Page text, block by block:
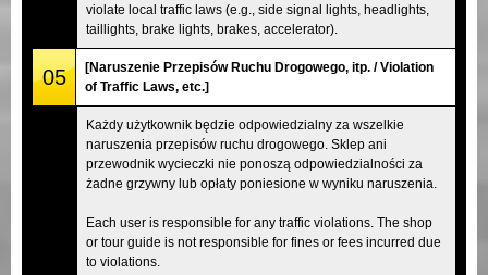
violate local traffic laws (e.g., side signal lights, headlights,
taillights, brake lights, brakes, accelerator).
05
[Naruszenie Przepisów Ruchu Drogowego, itp. / Violation
of Traffic Laws, etc.]
Każdy użytkownik będzie odpowiedzialny za wszelkie
naruszenia przepisów ruchu drogowego. Sklep ani
przewodnik wycieczki nie ponoszą odpowiedzialności za
żadne grzywny lub opłaty poniesione w wyniku naruszenia.
Each user is responsible for any traffic violations. The shop
or tour guide is not responsible for fines or fees incurred due
to violations.